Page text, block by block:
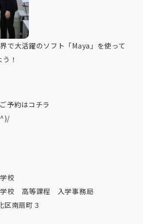
で大活躍のソフト「Maya」を使って
！
予約はコチラ
校
学校 高等課程 入学事務局
区南扇町３